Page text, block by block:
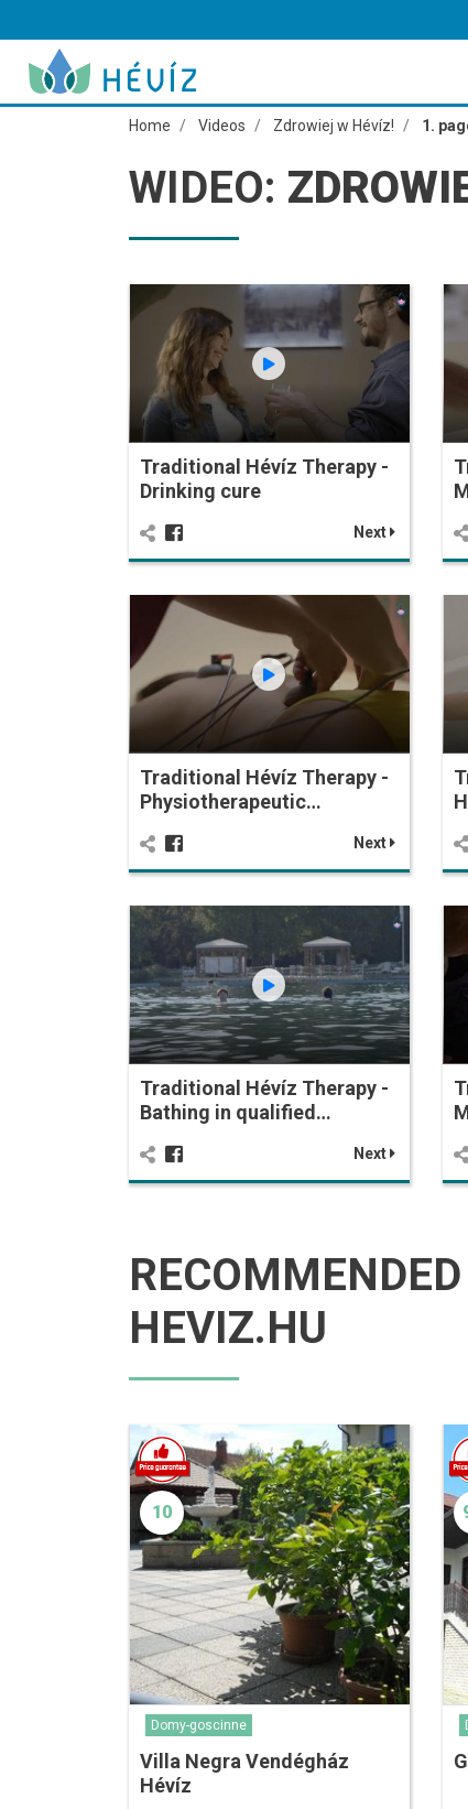
Home Videos Zdrowiej w Hévíz! 1.
WIDEO:
Traditional Hévíz Therapy -
Drinking cure
Next
Traditional Hévíz Therapy -
Physiotherapeutic…
Next
Traditional Hévíz Therapy -
Bathing in qualified…
Next
HEVIZ.HU
10
Domy-goscinne
Villa Negra Vendégház
Hévíz